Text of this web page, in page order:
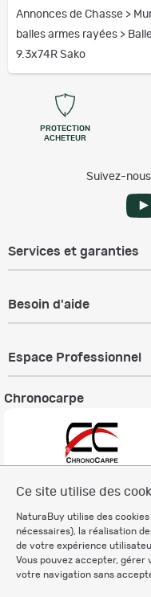
Ce site utilise des
NaturaBuy utilise des
nécessaires), la réalisation
de votre expérience
Vous pouvez accepter,
votre navigation sans
Annonces de Chasse >
balles armes rayées >
9.3x74R Sako
PROTECTION
ACHETEUR
Suivez-
Services et garanties
Besoin d'aide
Espace Professionnel
Chronocarpe
Charte éthique
Mentions légales
Règlement & Conditions
Politique de protection